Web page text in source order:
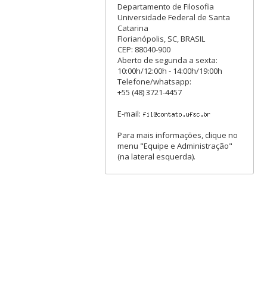
Departamento de Filosofia
Universidade Federal de Santa
Catarina
Florianópolis, SC, BRASIL
CEP: 88040-900
Aberto de segunda a sexta:
10:00h/12:00h - 14:00h/19:00h
Telefone/whatsapp:
+55 (48) 3721-4457
E-mail:
Para mais informações, clique no
menu "Equipe e Administração"
(na lateral esquerda).